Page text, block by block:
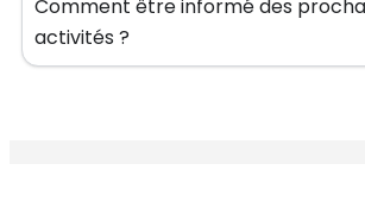
Comment être informé des
activités ?